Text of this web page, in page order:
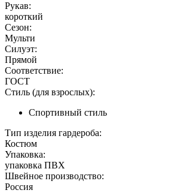
Рукав:
короткий
Сезон:
Мульти
Силуэт:
Прямой
Соответствие:
ГОСТ
Стиль (для взрослых):
Спортивный стиль
Тип изделия гардероба:
Костюм
Упаковка:
упаковка ПВХ
Швейное производство:
Россия